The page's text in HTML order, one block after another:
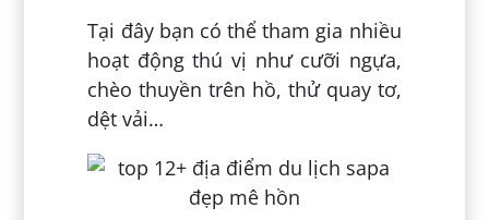
Tại đây bạn có thể tham gia nhiều
hoạt động thú vị như cưỡi ngựa,
chèo thuyền trên hồ, thử quay tơ,
dệt vải…